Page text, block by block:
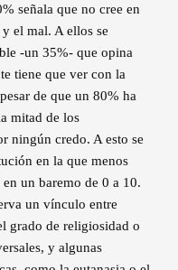
señala que no cree en
el mal. A ellos se
-un 35%- que opina
tiene que ver con la
de que un 80% ha
mitad de los
ningún credo. A esto se
en la que menos
un baremo de 0 a 10.
un vínculo entre
grado de religiosidad o
y algunas